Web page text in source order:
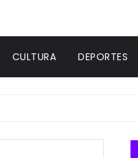
CULTURA DEPORTES